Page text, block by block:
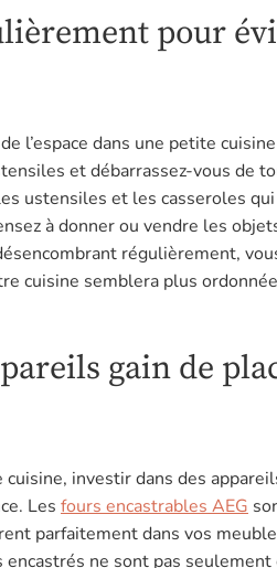
pour
l’espace dans une petite
et débarrassez-vous de
ustensiles et les casseroles
à donner ou vendre les
régulièrement,
cuisine semblera plus
gain de
investir dans des
Les fours encastrables AEG
parfaitement dans vos
encastrés ne sont pas